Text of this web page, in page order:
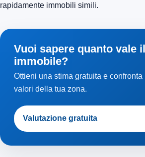
rapidamente immobili simili.
Vuoi sapere quanto vale
immobile?
Ottieni una stima gratuita e confronta
valori della tua zona.
Valutazione gratuita